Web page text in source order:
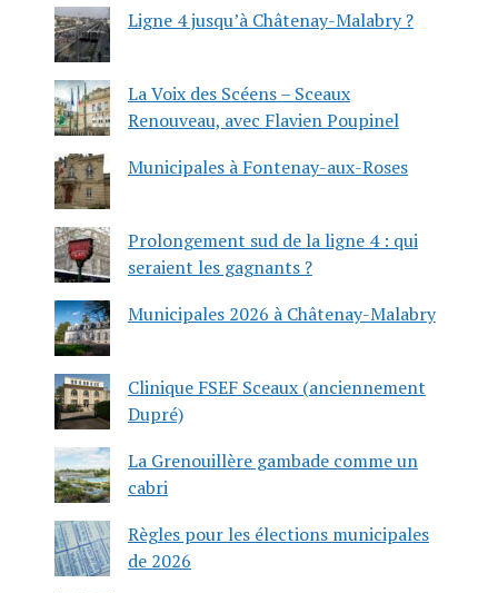
Ligne 4 jusqu’à Châtenay-Malabry ?
La Voix des Scéens – Sceaux
Renouveau, avec Flavien Poupinel
Municipales à Fontenay-aux-Roses
Prolongement sud de la ligne 4 : qui
seraient les gagnants ?
Municipales 2026 à Châtenay-Malabry
Clinique FSEF Sceaux (anciennement
Dupré)
La Grenouillère gambade comme un
cabri
Règles pour les élections municipales
de 2026